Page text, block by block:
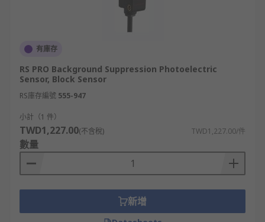
有庫存
RS PRO Background Suppression Photoelectric
Sensor, Block Sensor
RS庫存編號 555-947
小計（1 件）
TWD1,227.00(不含稅) TWD1,227.00/件
數量
新增